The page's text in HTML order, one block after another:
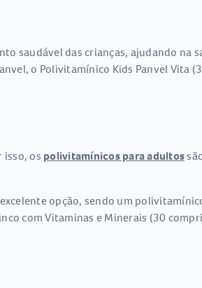
saudável das crianças, ajudando na
o Polivitamínico Kids Panvel Vita
isso, os polivitamínicos para adultos
opção, sendo um
com Vitaminas e Minerais (30